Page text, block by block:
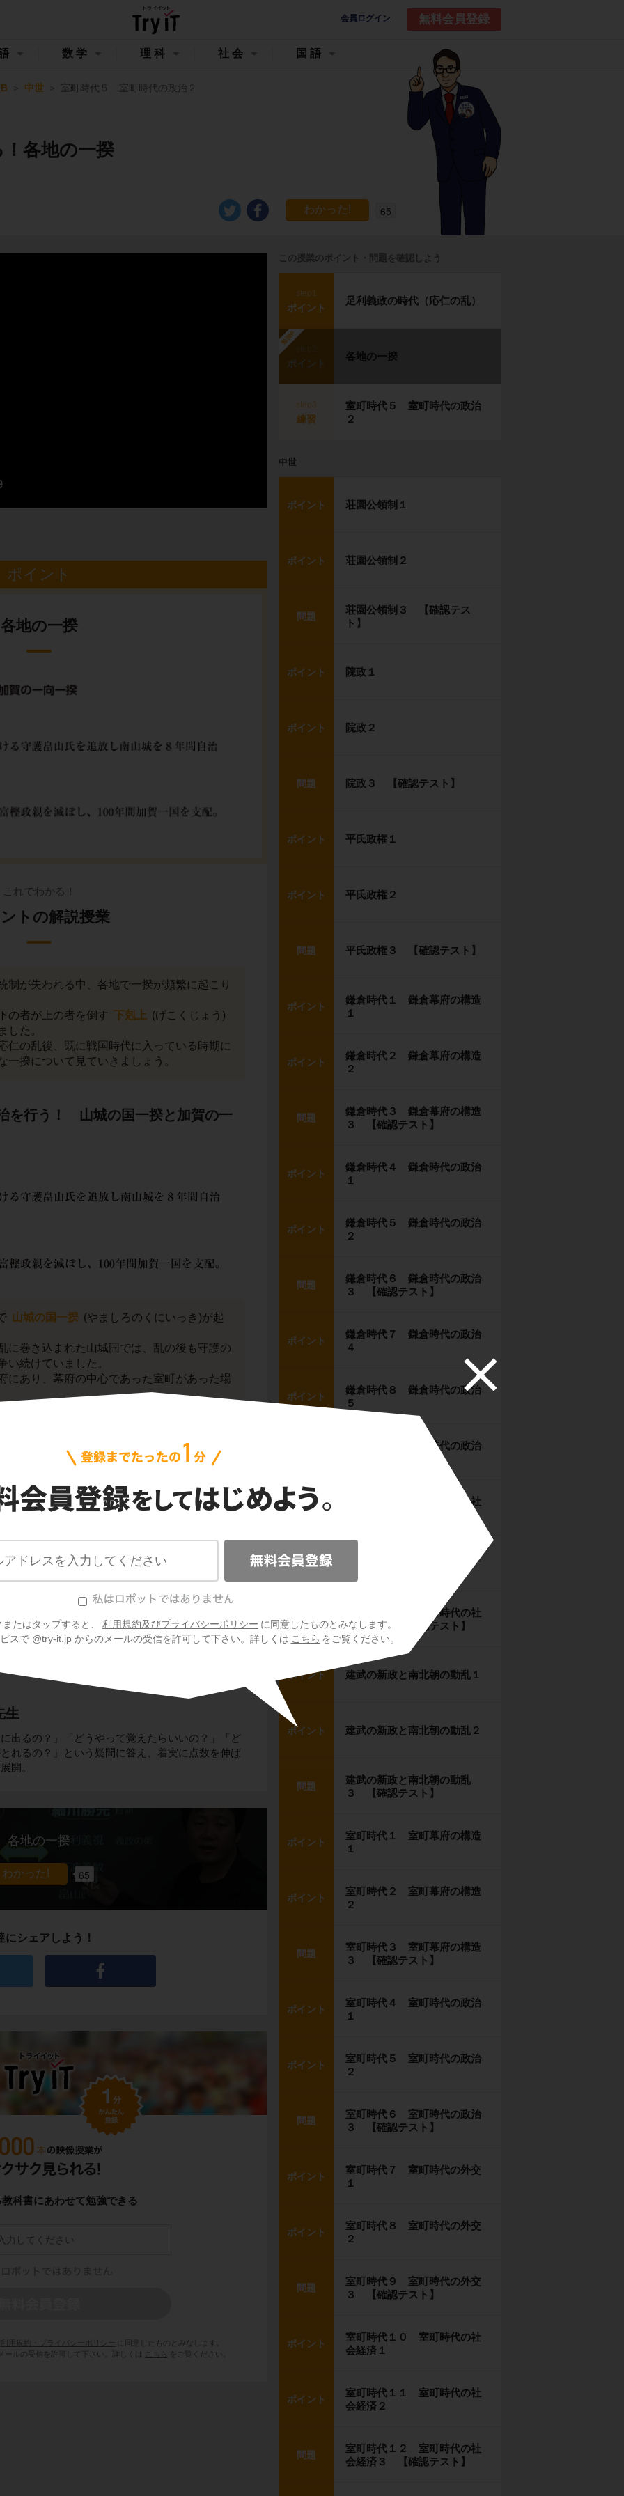
会員ログイン 無料会員登録
たはタップすると、 利用規約及びプライバシーポリシー に同意したものとみなします。
スで @try-it.jp からのメールの受信を許可して下さい。詳しくは こちら をご覧ください。
数学 理科 社会 国語
中世 室町時代５ 室町時代の政治２
各地の一揆
65
ポイント
各地の一揆
これでわかる！
トの解説授業
制が失われる中、各地で一揆が頻繁に起こり
の者が上の者を倒す 下剋上 (げこくじょう)
した。
仁の乱後、既に戦国時代に入っている時期に
一揆について見ていきましょう。
を行う！ 山城の国一揆と加賀の一
山城の国一揆 (やましろのくにいっき)が起
に巻き込まれた山城国では、乱の後も守護の
い続けていました。
にあり、幕府の中心であった室町があった場
た国人(元々地頭や荘官だった、地元のリー
なって、守護の畠山氏を追放します。
揆です。
、守護に代わって国人たちが自治支配を行い
が守護の富樫政親(とがしまさちか)を滅ぼ
を支配した一揆です。
生
出るの？」「どうやって覚えたらいいの？」「ど
れるの？」という疑問に答え、着実に点数を伸ば
開。
各地の一揆
65
にシェアしよう！
科書にあわせて勉強できる
利用規約・プライバシーポリシー
に同意したものとみなします。
ルの受信を許可して下さい。詳しくは
こちら をご覧ください。
この授業のポイント・問題を確認しよう
step1
ポイント
足利義政の時代（応仁の乱）
勉強中
ポイント
各地の一揆
step3
練習
室町時代５ 室町時代の政治
２
中世
ポイント 荘園公領制１
ポイント 荘園公領制２
問題
荘園公領制３ 【確認テス
ト】
ポイント 院政１
ポイント 院政２
問題 院政３ 【確認テスト】
ポイント 平氏政権１
ポイント 平氏政権２
問題 平氏政権３ 【確認テスト】
ポイント
鎌倉時代１ 鎌倉幕府の構造
１
ポイント
鎌倉時代２ 鎌倉幕府の構造
２
問題
鎌倉時代３ 鎌倉幕府の構造
３ 【確認テスト】
ポイント
鎌倉時代４ 鎌倉時代の政治
１
ポイント
鎌倉時代５ 鎌倉時代の政治
２
問題
鎌倉時代６ 鎌倉時代の政治
３ 【確認テスト】
ポイント
鎌倉時代７ 鎌倉時代の政治
４
ポイント
鎌倉時代８ 鎌倉時代の政治
５
鎌倉時代９ 鎌倉時代の政治
ポイント
鎌倉時代１０ 鎌倉時代の社
ポイント
鎌倉時代１１ 鎌倉時代の社
問題
鎌倉時代１２ 鎌倉時代の社
会経済３ 【確認テスト】
ポイント 建武の新政と南北朝の動乱１
ポイント 建武の新政と南北朝の動乱２
問題
建武の新政と南北朝の動乱
３ 【確認テスト】
ポイント
室町時代１ 室町幕府の構造
１
ポイント
室町時代２ 室町幕府の構造
２
問題
室町時代３ 室町幕府の構造
３ 【確認テスト】
ポイント
室町時代４ 室町時代の政治
１
ポイント
室町時代５ 室町時代の政治
２
問題
室町時代６ 室町時代の政治
３ 【確認テスト】
ポイント
室町時代７ 室町時代の外交
１
ポイント
室町時代８ 室町時代の外交
２
問題
室町時代９ 室町時代の外交
３ 【確認テスト】
ポイント
室町時代１０ 室町時代の社
会経済１
ポイント
室町時代１１ 室町時代の社
会経済２
問題
室町時代１２ 室町時代の社
会経済３ 【確認テスト】